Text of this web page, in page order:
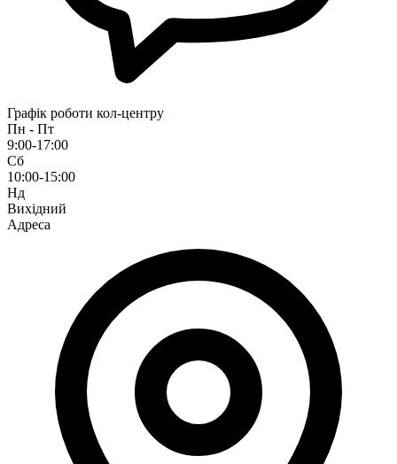
Графік роботи кол-центру
Пн - Пт
9:00-17:00
Сб
10:00-15:00
Нд
Вихідний
Адреса